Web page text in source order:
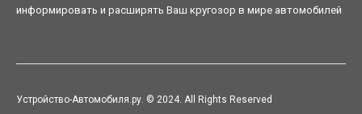
информировать и расширять Ваш кругозор в мире автомобилей
Устройство-Автомобиля.ру. © 2024. All Rights Reserved